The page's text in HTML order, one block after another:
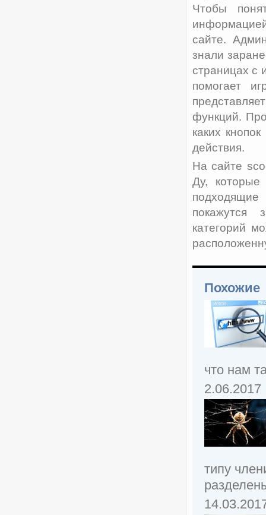
Чтобы
сайте.
знали
страницах с
помогает
функций.
каких
действия.
На сайте
Ду, которые
покажутся
категорий
Похожие
что нам
2.06.2017
типу